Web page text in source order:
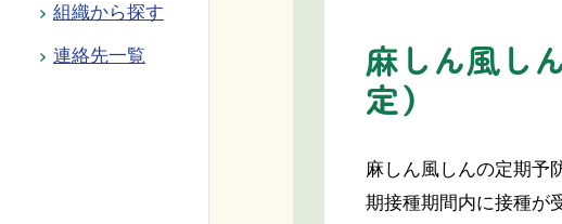
組織から探す
連絡先一覧
麻しん風し
定）
麻しん風しんの定期予
期接種期間内に接種が